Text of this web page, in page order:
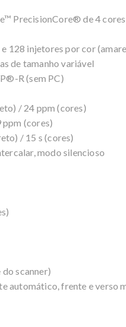
PrecisionCore® de 4
128 injetores por cor
de tamanho variável
R (sem PC)
/ 24 ppm (cores)
ppm (cores)
/ 15 s (cores)
modo silencioso
scanner)
automático, frente e verso